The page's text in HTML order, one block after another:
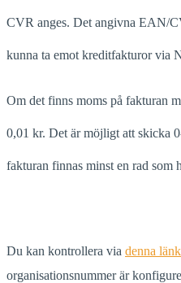
CVR anges. Det angivna EAN/
kunna ta emot kreditfakturor via
Om det finns moms på fakturan
0,01 kr. Det är möjligt att skicka
fakturan finnas minst en rad som
Du kan kontrollera via denna länk
organisationsnummer är